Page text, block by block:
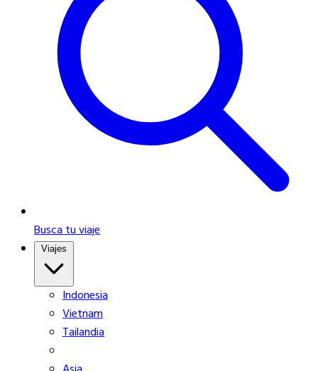
Busca tu viaje
Indonesia
Vietnam
Tailandia